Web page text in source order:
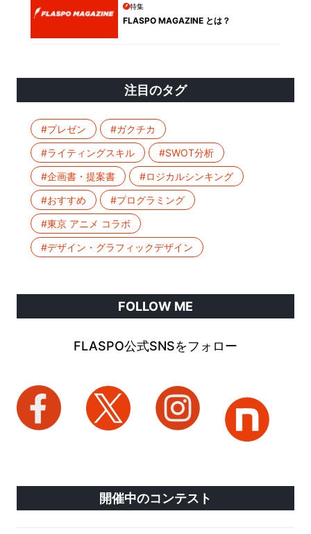
特集
FLASPO MAGAZINE とは？
注目のタグ
#プレゼン
#ガクチカ
#ライティングスキル
#SWOT分析
#企画書・提案書
#ロジカルシンキング
#おすすめ
#プログラミング
#東京 アニメ コラボ
#デザイン・グラフィックデザイン
FOLLOW ME
FLASPO公式SNSをフォロー
開催中のコンテスト